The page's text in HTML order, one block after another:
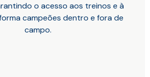
o acesso aos treinos e à
campeões dentro e fora de
campo.